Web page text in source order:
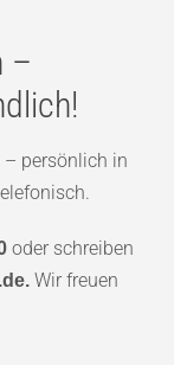
–
persönlich in
oder schreiben
Wir freuen